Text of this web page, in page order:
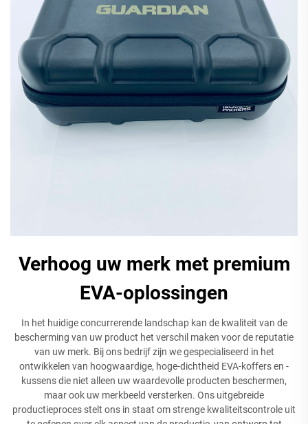
Verhoog uw merk met premium
EVA-oplossingen
In het huidige concurrerende landschap kan de kwaliteit van de
bescherming van uw product het verschil maken voor de reputatie
van uw merk. Bij ons bedrijf zijn we gespecialiseerd in het
ontwikkelen van hoogwaardige, hoge-dichtheid EVA-koffers en -
kussens die niet alleen uw waardevolle producten beschermen,
maar ook uw merkbeeld versterken. Ons uitgebreide
productieproces stelt ons in staat om strenge kwaliteitscontrole uit